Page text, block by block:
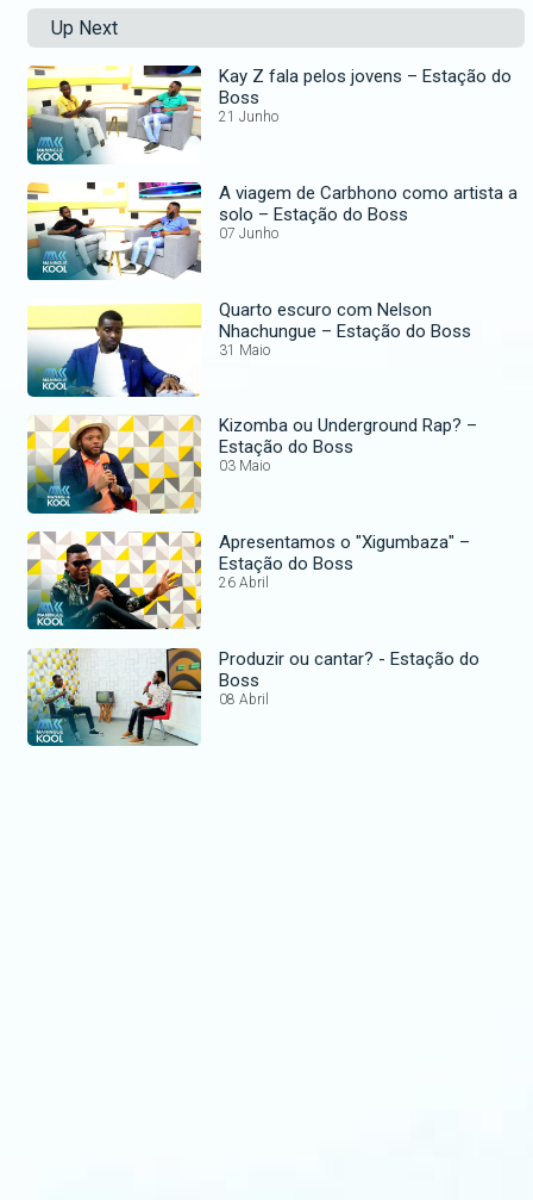
Up Next
Kay Z fala pelos jovens – Estação do
Boss
21 Junho
A viagem de Carbhono como artista a
solo – Estação do Boss
07 Junho
Quarto escuro com Nelson
Nhachungue – Estação do Boss
31 Maio
Kizomba ou Underground Rap? –
Estação do Boss
03 Maio
Apresentamos o "Xigumbaza" –
Estação do Boss
26 Abril
Produzir ou cantar? - Estação do
Boss
08 Abril